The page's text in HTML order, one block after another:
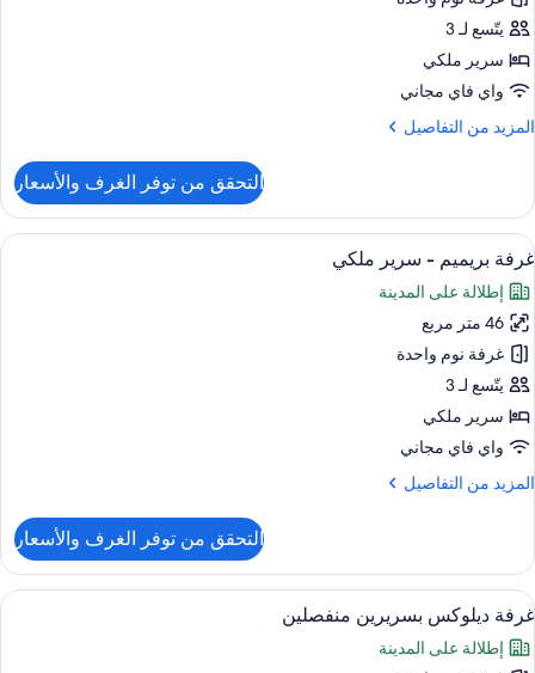
صور
غرفة
تنفيذية
يتّسع لـ 3
سرير ملكي
واي فاي مجاني
المزيد من التفاصيل
المزيد
غرفة
تنفيذية
التحقق من توفر الغرف والأسعار
استعراض
جميع
صور
غرفة
بريميم
-
سرير
ملكي
ميني بار وخزنة داخل الغرفة ومساحة عمل
1
غرفة بريميم - سرير ملكي
إطلالة على المدينة
46 متر مربع
غرفة نوم واحدة
يتّسع لـ 3
سرير ملكي
واي فاي مجاني
المزيد من التفاصيل
المزيد
غرفة
بريميم
-
سرير
ملكي
التحقق من توفر الغرف والأسعار
استعراض
جميع
صور
ميني بار وخزنة داخل الغرفة ومساحة عمل
1
غرفة ديلوكس بسريرين منفصلين
إطلالة على المدينة